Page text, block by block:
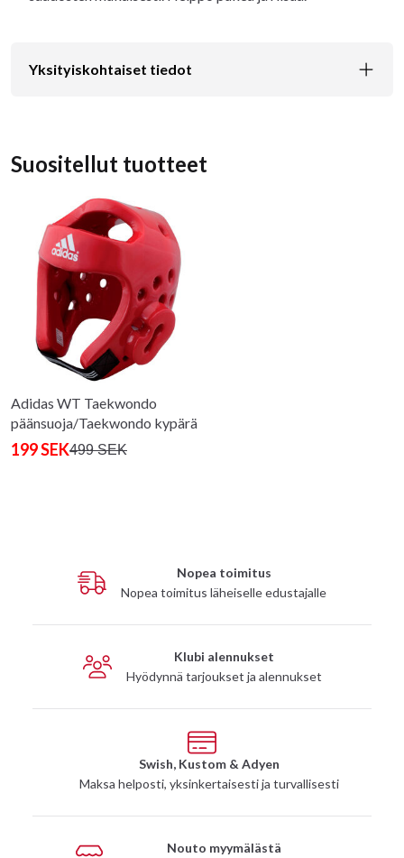
Yksityiskohtaiset tiedot
Suositellut tuotteet
Adidas WT Taekwondo
päänsuoja/Taekwondo kypärä
punainen
199 SEK499 SEK
Nopea toimitus
Nopea toimitus läheiselle edustajalle
Klubi alennukset
Hyödynnä tarjoukset ja alennukset
Swish, Kustom & Adyen
Maksa helposti, yksinkertaisesti ja turvallisesti
Nouto myymälästä